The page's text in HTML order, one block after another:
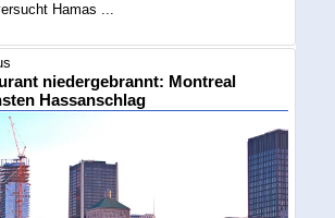
Hamas ...
niedergebrannt: Montreal
Hassanschlag